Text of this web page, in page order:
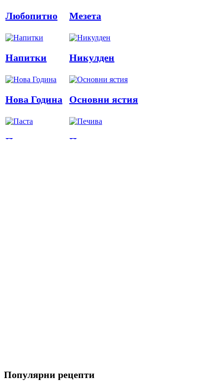
Любопитно Мезета
Напитки Никулден
Нова Година Основни ястия
Паста Печива
Популярни рецепти